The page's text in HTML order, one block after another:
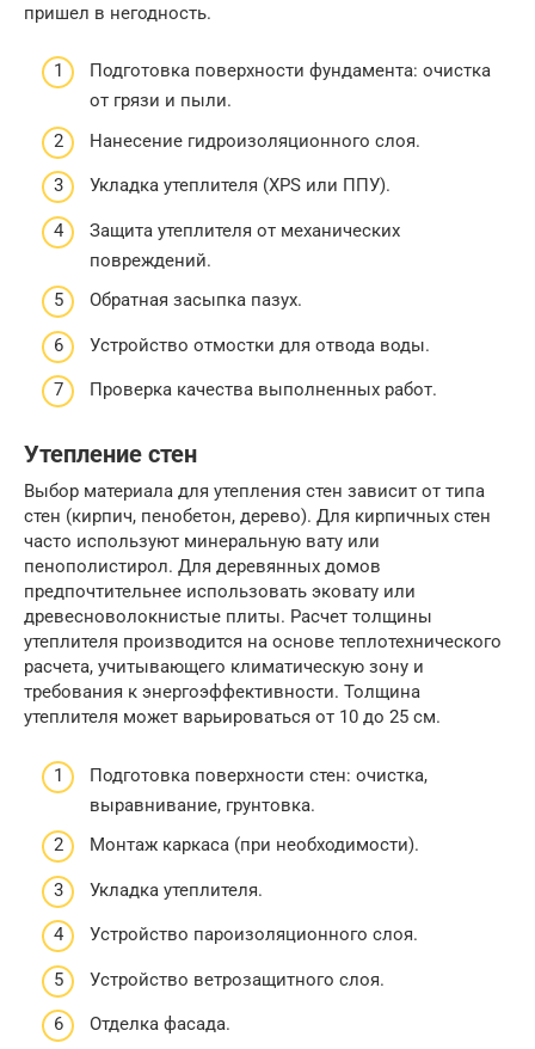
пришел в негодность.
Подготовка поверхности фундамента: очистка
от грязи и пыли.
Нанесение гидроизоляционного слоя.
Укладка утеплителя (XPS или ППУ).
Защита утеплителя от механических
повреждений.
Обратная засыпка пазух.
Устройство отмостки для отвода воды.
Проверка качества выполненных работ.
Утепление стен
Выбор материала для утепления стен зависит от типа
стен (кирпич, пенобетон, дерево). Для кирпичных стен
часто используют минеральную вату или
пенополистирол. Для деревянных домов
предпочтительнее использовать эковату или
древесноволокнистые плиты. Расчет толщины
утеплителя производится на основе теплотехнического
расчета, учитывающего климатическую зону и
требования к энергоэффективности. Толщина
утеплителя может варьироваться от 10 до 25 см.
Подготовка поверхности стен: очистка,
выравнивание, грунтовка.
Монтаж каркаса (при необходимости).
Укладка утеплителя.
Устройство пароизоляционного слоя.
Устройство ветрозащитного слоя.
Отделка фасада.